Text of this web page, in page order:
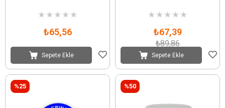
★ ★ ★ ★ ★
₺65,56
Sepete Ekle
★ ★ ★ ★ ★
₺67,39
₺89,86
Sepete Ekle
%25 %50